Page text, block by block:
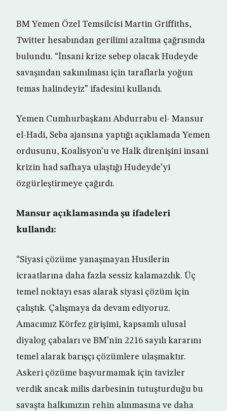
BM Yemen Özel Temsilcisi Martin Griffiths,
Twitter hesabından gerilimi azaltma çağrısında
bulundu. “İnsani krize sebep olacak Hudeyde
savaşından sakınılması için taraflarla yoğun
temas halindeyiz” ifadesini kullandı.
Yemen Cumhurbaşkanı Abdurrabu el- Mansur
el-Hadi, Seba ajansına yaptığı açıklamada Yemen
ordusunu, Koalisyon’u ve Halk direnişini insani
krizin had safhaya ulaştığı Hudeyde’yi
özgürleştirmeye çağırdı.
Mansur açıklamasında şu ifadeleri
kullandı:
“Siyasi çözüme yanaşmayan Husilerin
icraatlarına daha fazla sessiz kalamazdık. Üç
temel noktayı esas alarak siyasi çözüm için
çalıştık. Çalışmaya da devam ediyoruz.
Amacımız Körfez girişimi, kapsamlı ulusal
diyalog çabaları ve BM’nin 2216 sayılı kararını
temel alarak barışçı çözümlere ulaşmaktır.
Askeri çözüme başvurmamak için tavizler
verdik ancak milis darbesinin tutuşturduğu bu
savaşta halkımızın rehin alınmasına ve daha